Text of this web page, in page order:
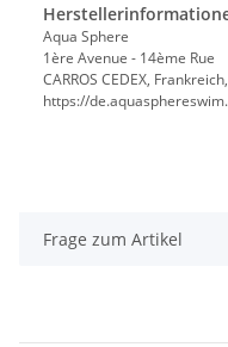
Aqua Sphere
1ère Avenue - 14ème Rue
CARROS CEDEX,
https://
Frage zum Artikel